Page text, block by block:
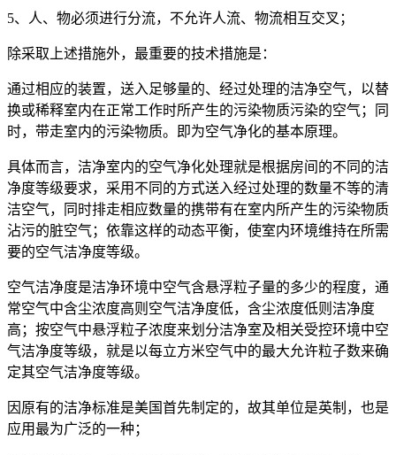
5、人、物必须进行分流，不允许人流、物流相互交叉；
除采取上述措施外，最重要的技术措施是：
通过相应的装置，送入足够量的、经过处理的洁净空气，以替
换或稀释室内在正常工作时所产生的污染物质污染的空气；同
时，带走室内的污染物质。即为空气净化的基本原理。
具体而言，洁净室内的空气净化处理就是根据房间的不同的洁
净度等级要求，采用不同的方式送入经过处理的数量不等的清
洁空气，同时排走相应数量的携带有在室内所产生的污染物质
沾污的脏空气；依靠这样的动态平衡，使室内环境维持在所需
要的空气洁净度等级。
空气洁净度是洁净环境中空气含悬浮粒子量的多少的程度，通
常空气中含尘浓度高则空气洁净度低，含尘浓度低则洁净度
高；按空气中悬浮粒子浓度来划分洁净室及相关受控环境中空
气洁净度等级，就是以每立方米空气中的最大允许粒子数来确
定其空气洁净度等级。
因原有的洁净标准是美国首先制定的，故其单位是英制，也是
应用最为广泛的一种；